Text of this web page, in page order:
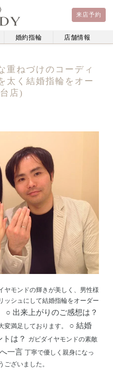
来店予約
婚約指輪 店舗情報
重ねづけのコーディ
太く結婚指輪をオー
店)
ヤモンドの輝きが美しく、男性様
ッシュにして結婚指輪をオーダー
○ 出来上がりのご感想は？
変満足しております。 ○ 結婚
は？ ガビダイヤモンドの素敵
一言丁寧で優しく親身になっ
ざいました。